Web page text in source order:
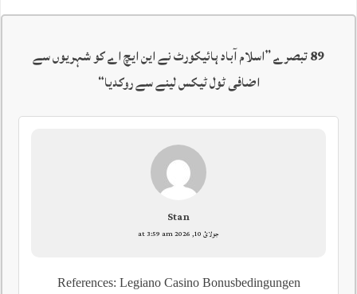
89 تبصرے ”
اسلام آباد ہائیکورٹ نے این ایچ اے کو شہریوں سے
اضافی ٹول ٹیکس لینے سے روکدیا“
Stan
جولائ 10, 2026 at 3:59 am
References: Legiano Casino Bonusbedingungen